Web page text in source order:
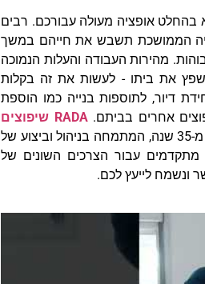
בהחלט אופציה מעולה עבורכם. רבים
הממושכת תשבש את חייהם במשך
מהירות העבודה והעלות הנמוכה
את ביתו - לעשות את זה בקלות
דיור, לתוספות בנייה כמו הוספת
אחרים בביתם.
RADA שיפוצים
היא חברת משפחתית בעלת ותק של למעלה מ-35 שנה, המתמחה בניהול וביצוע של
מתקדמים עבור הצרכים השונים של
ונשמח לייעץ לכם.